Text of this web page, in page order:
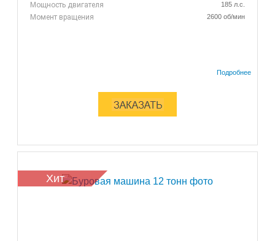
Мощность двигателя 185 л.с.
Момент вращения 2600 об/мин
Хит